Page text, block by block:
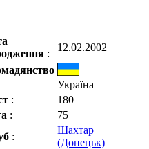
:
12.02.2002
Україна
:
180
:
75
:
Шахтар
(Донецьк)